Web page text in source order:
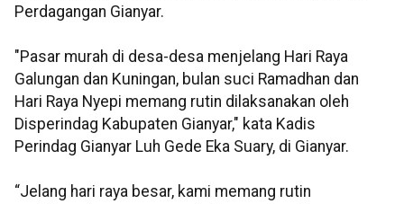
Perdagangan Gianyar.
"Pasar murah di desa-desa menjelang Hari Raya
Galungan dan Kuningan, bulan suci Ramadhan dan
Hari Raya Nyepi memang rutin dilaksanakan oleh
Disperindag Kabupaten Gianyar," kata Kadis
Perindag Gianyar Luh Gede Eka Suary, di Gianyar.
“Jelang hari raya besar, kami memang rutin